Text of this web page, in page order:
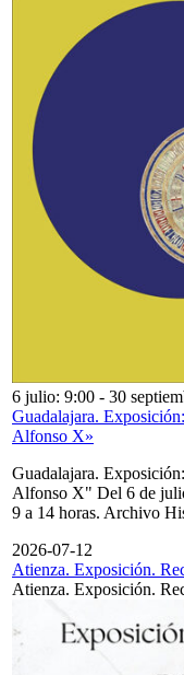
6 julio: 9:00 - 30
Guadalajara.
Alfonso X»
Guadalajara.
Alfonso X" Del 6 de
9 a 14 horas. Archivo
2026-07-12
Atienza. Exposición.
Atienza. Exposición.